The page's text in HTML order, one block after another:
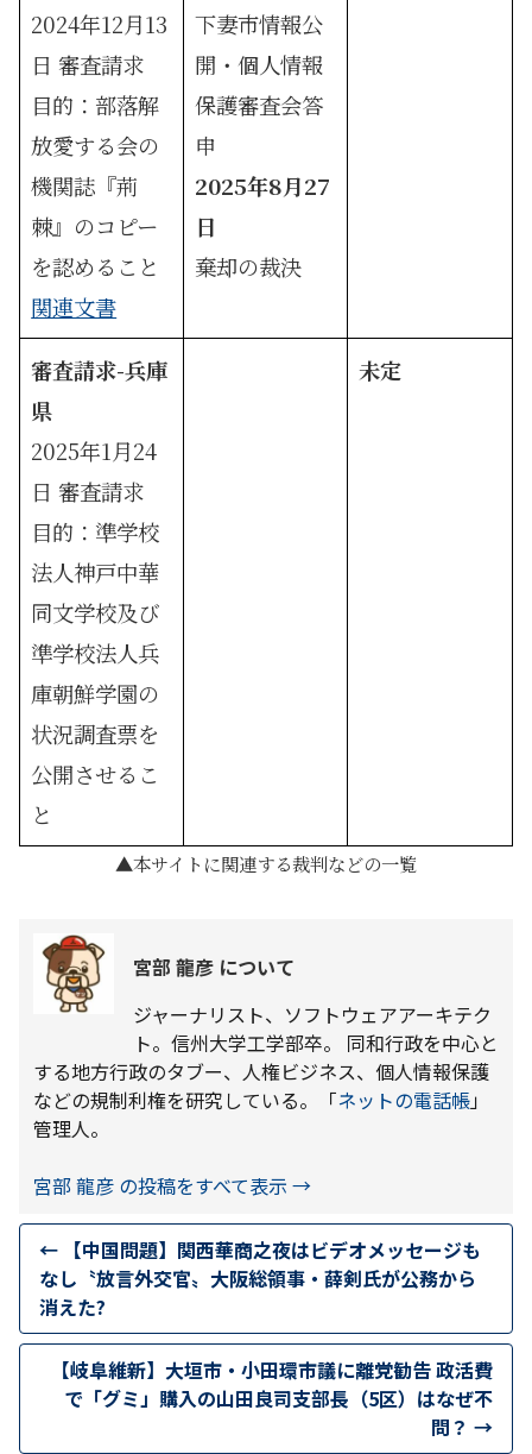
2024年12月13
日 審査請求
目的：部落解
放愛する会の
機関誌『荊
棘』のコピー
を認めること
関連文書
下妻市情報公
開・個人情報
保護審査会答
申
2025年8月27
日
棄却の裁決
審査請求-兵庫
県
2025年1月24
日 審査請求
目的：準学校
法人神戸中華
同文学校及び
準学校法人兵
庫朝鮮学園の
状況調査票を
公開させるこ
と
未定
本サイトに関連する裁判などの一覧
宮部 龍彦 について
ジャーナリスト、ソフトウェアアーキテク
ト。信州大学工学部卒。 同和行政を中心と
する地方行政のタブー、人権ビジネス、個人情報保護
などの規制利権を研究している。「ネットの電話帳」
管理人。
宮部 龍彦 の投稿をすべて表示 →
← 【中国問題】関西華商之夜はビデオメッセージも
なし〝放言外交官〟大阪総領事・薛剣氏が公務から
消えた?
【岐阜維新】大垣市・小田環市議に離党勧告 政活費
で「グミ」購入の山田良司支部長（5区）はなぜ不
問？ →